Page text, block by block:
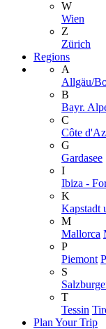
W
Wien
Z
Zürich
Regions
A
Allgäu/
B
Bayr.
C
Côte
G
Gardasee
I
Ibiza -
K
Kapstadt
M
Mallorca
P
Piemont
S
T
Tessin
Plan Your Trip